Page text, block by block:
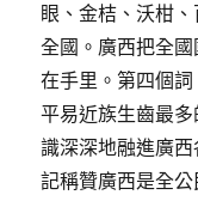
眼、金桔、沃柑
全國。廣西把全
在手里。第四個
平易近族生齒最
識深深地融進廣
記稱贊廣西是全